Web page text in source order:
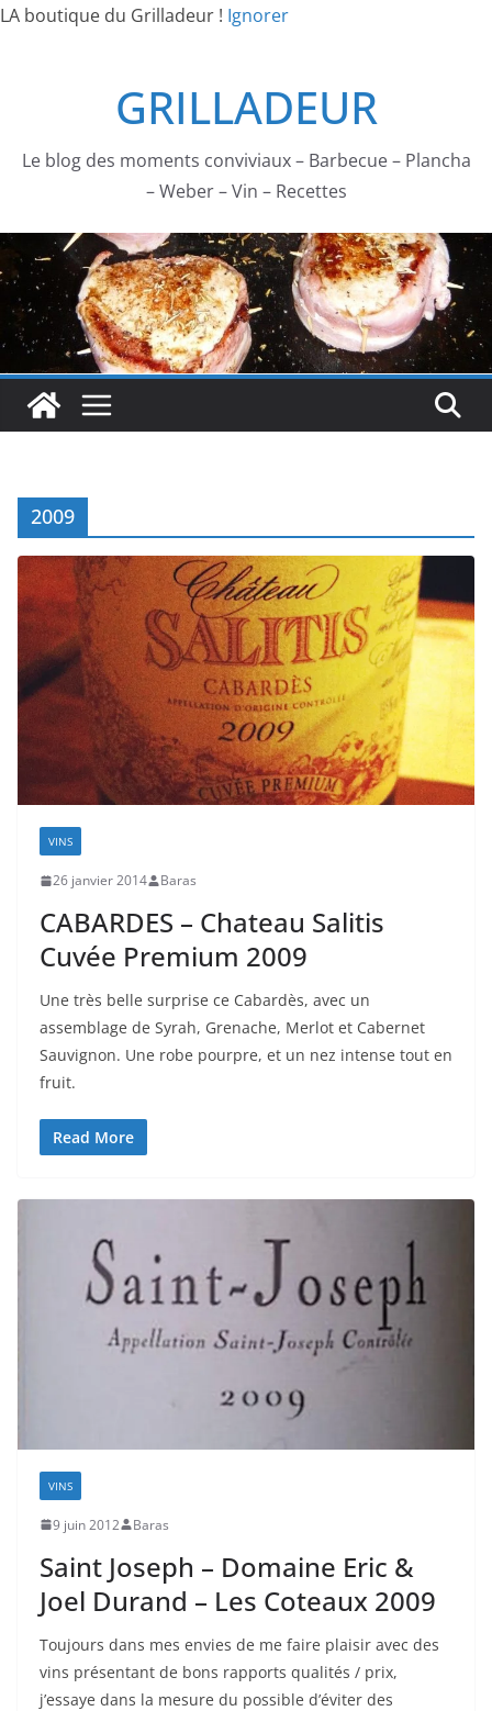
LA boutique du Grilladeur ! Ignorer
GRILLADEUR
Le blog des moments conviviaux – Barbecue – Plancha
– Weber – Vin – Recettes
2009
VINS
26 janvier 2014 Baras
CABARDES – Chateau Salitis
Cuvée Premium 2009
Une très belle surprise ce Cabardès, avec un
assemblage de Syrah, Grenache, Merlot et Cabernet
Sauvignon. Une robe pourpre, et un nez intense tout en
fruit.
Read More
VINS
9 juin 2012 Baras
Saint Joseph – Domaine Eric &
Joel Durand – Les Coteaux 2009
Toujours dans mes envies de me faire plaisir avec des
vins présentant de bons rapports qualités / prix,
j’essaye dans la mesure du possible d’éviter des